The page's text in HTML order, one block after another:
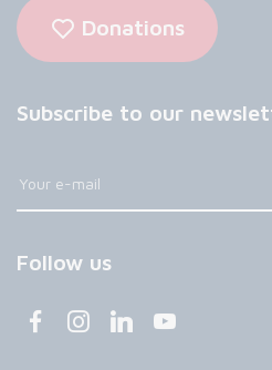
Donations
Subscribe to our
Follow us